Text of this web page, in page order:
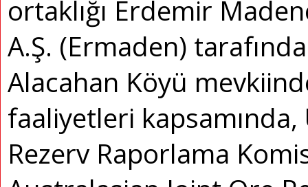
ortaklığı Erdemir
A.Ş. (Ermaden)
Alacahan Köyü
faaliyetleri
Rezerv Raporlama